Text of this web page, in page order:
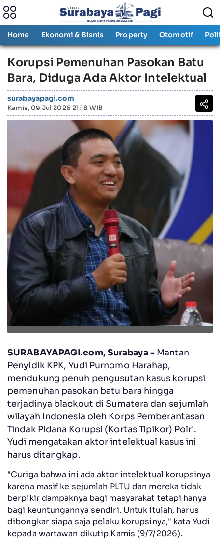
Home Ekonomi & Bisnis Property Otomotif
Korupsi Pemenuhan Pasokan Batu
Bara, Diduga Ada Aktor Intelektual
surabayapagi.com
Kamis, 09 Jul 2026 21:18 WIB
SURABAYAPAGI.com, Surabaya -Mantan
Penyidik KPK, Yudi Purnomo Harahap,
mendukung penuh pengusutan kasus korupsi
pemenuhan pasokan batu bara hingga
terjadinya blackout di Sumatera dan sejumlah
wilayah Indonesia oleh Korps Pemberantasan
Tindak Pidana Korupsi (Kortas Tipikor) Polri.
Yudi mengatakan aktor intelektual kasus ini
harus ditangkap.
"Curiga bahwa ini ada aktor intelektual korupsinya
karena masif ke sejumlah PLTU dan mereka tidak
berpikir dampaknya bagi masyarakat tetapi hanya
bagi keuntungannya sendiri. Untuk itulah, harus
dibongkar siapa saja pelaku korupsinya," kata Yudi
kepada wartawan dikutip Kamis (9/7/2026).